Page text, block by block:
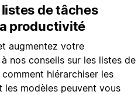
de tâches
productivité
augmentez votre
nos conseils sur les listes de
hiérarchiser les
les modèles peuvent vous